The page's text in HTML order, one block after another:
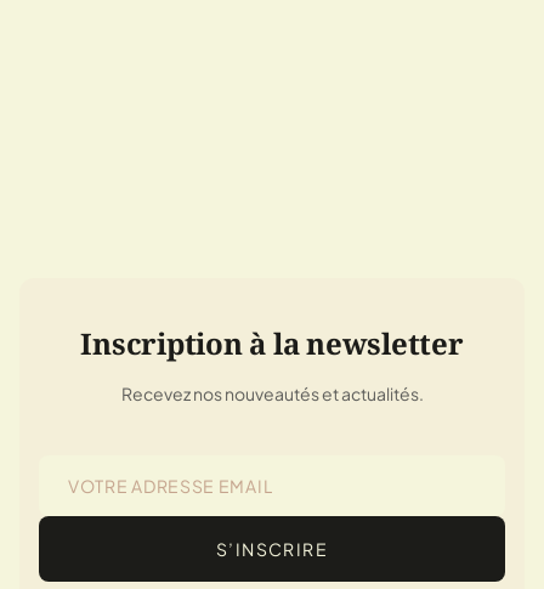
Inscription à la newsletter
Recevez nos nouveautés et actualités.
S’INSCRIRE